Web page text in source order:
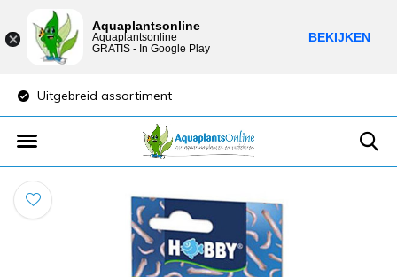
Lage verzendkosten
Aquaplantsonline
Aquaplantsonline
GRATIS - In Google Play
BEKIJKEN